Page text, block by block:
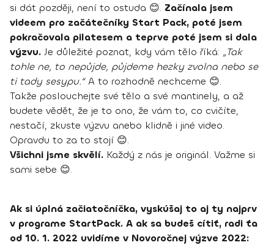
si dát později, není to ostuda 😊. Začínala jsem
videem pro začátečníky Start Pack, poté jsem
pokračovala pilatesem a teprve poté jsem si dala
výzvu. Je důležité poznat, kdy vám tělo říká: „Tak
tohle ne, to nepůjde, půjdeme hezky zvolna nebo se
ti tady sesypu.“A to rozhodně nechceme 😊.
Takže poslouchejte své tělo a své mantinely, a až
budete vědět, že je to ono, že vám to, co cvičíte,
nestačí, zkuste výzvu anebo klidně i jiné video.
Opravdu to za to stojí 😊.
Všichni jsme skvělí. Každý z nás je originál. Važme si
sami sebe 😊.
Ak si úplná začiatočníčka, vyskúšaj to aj ty najprv
v programe StartPack. A ak sa budeš cítiť, radi ťa
od 10. 1. 2022 uvidíme v Novoročnej výzve 2022: